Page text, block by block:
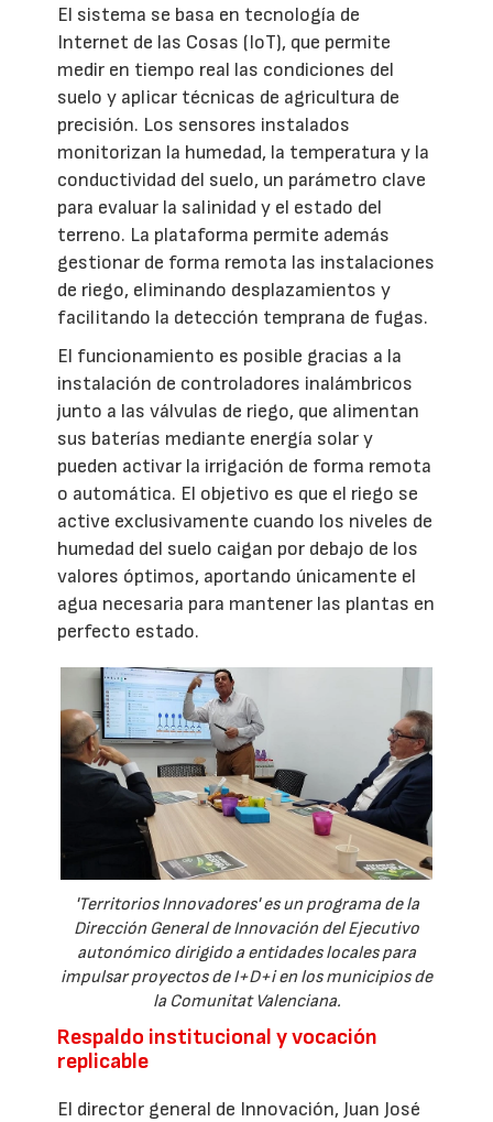
El sistema se basa en tecnología de
Internet de las Cosas (IoT), que permite
medir en tiempo real las condiciones del
suelo y aplicar técnicas de agricultura de
precisión. Los sensores instalados
monitorizan la humedad, la temperatura y la
conductividad del suelo, un parámetro clave
para evaluar la salinidad y el estado del
terreno. La plataforma permite además
gestionar de forma remota las instalaciones
de riego, eliminando desplazamientos y
facilitando la detección temprana de fugas.
El funcionamiento es posible gracias a la
instalación de controladores inalámbricos
junto a las válvulas de riego, que alimentan
sus baterías mediante energía solar y
pueden activar la irrigación de forma remota
o automática. El objetivo es que el riego se
active exclusivamente cuando los niveles de
humedad del suelo caigan por debajo de los
valores óptimos, aportando únicamente el
agua necesaria para mantener las plantas en
perfecto estado.
'Territorios Innovadores' es un programa de la
Dirección General de Innovación del Ejecutivo
autonómico dirigido a entidades locales para
impulsar proyectos de I+D+i en los municipios de
la Comunitat Valenciana.
Respaldo institucional y vocación
replicable
El director general de Innovación, Juan José